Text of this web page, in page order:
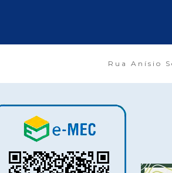
Rua Anísio